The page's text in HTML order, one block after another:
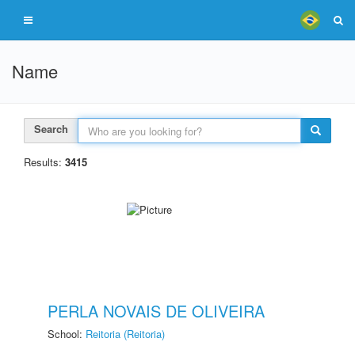
Name
Search
Results: 3415
PERLA NOVAIS DE OLIVEIRA
School: Reitoria (Reitoria)